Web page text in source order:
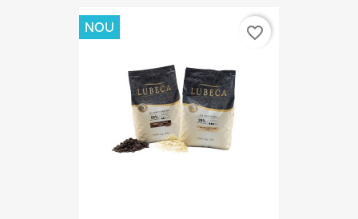
NOU favorite_border